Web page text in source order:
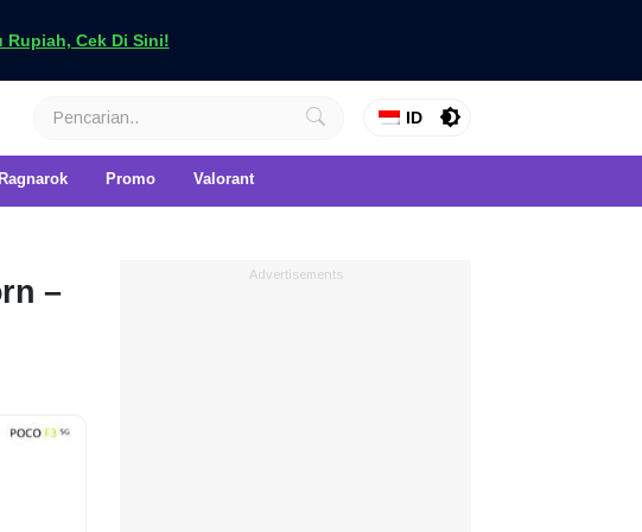
Rupiah, Cek Di Sini!
ID
Ragnarok Promo Valorant
–
Advertisements